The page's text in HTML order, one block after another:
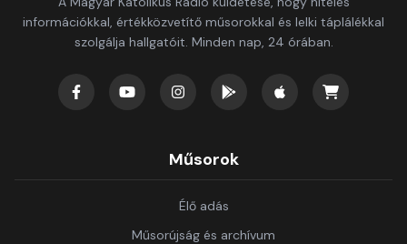
információkkal, értékközvetítő műsorokkal és lelki táplálékkal
szolgálja hallgatóit. Minden nap, 24 órában.
Műsorok
Élő adás
Műsorújság és archívum